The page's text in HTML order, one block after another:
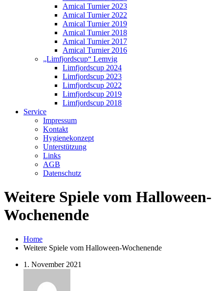
Amical Turnier 2023
Amical Turnier 2022
Amical Turnier 2019
Amical Turnier 2018
Amical Turnier 2017
Amical Turnier 2016
„Limfjordscup“ Lemvig
Limfjordscup 2024
Limfjordscup 2023
Limfjordscup 2022
Limfjordscup 2019
Limfjordscup 2018
Service
Impressum
Kontakt
Hygienekonzept
Unterstützung
Links
AGB
Datenschutz
Weitere Spiele vom Halloween-
Wochenende
Home
Weitere Spiele vom Halloween-Wochenende
1. November 2021